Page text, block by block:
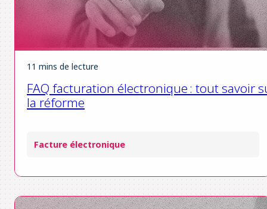
11 mins de lecture
FAQ facturation électronique : tout savoir
la réforme
Facture électronique